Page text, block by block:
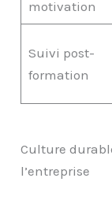
motivation
Suivi post-
formation
Culture
l’entreprise